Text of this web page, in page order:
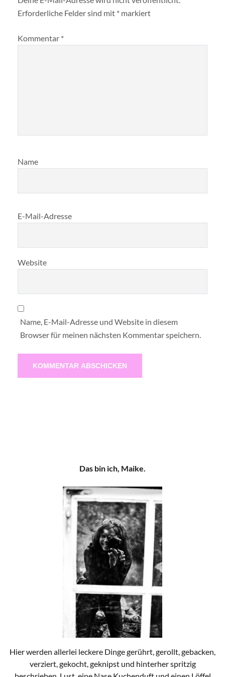
Erforderliche Felder sind mit * markiert
Kommentar *
Name
E-Mail-Adresse
Website
Name, E-Mail-Adresse und Website in diesem
Browser für meinen nächsten Kommentar speichern.
Das bin ich, Maike.
Hier werden allerlei leckere Dinge gerührt, gerollt, gebacken,
verziert, gekocht, geknipst und hinterher spritzig